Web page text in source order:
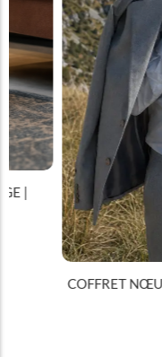
COFFRET NŒUD